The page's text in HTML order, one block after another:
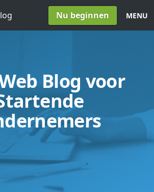
Nu beginnen MENU
Blog voor